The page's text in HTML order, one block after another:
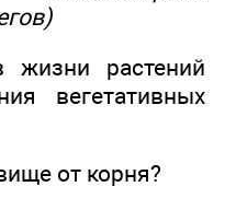
жизни растений
вегетативных
от корня?